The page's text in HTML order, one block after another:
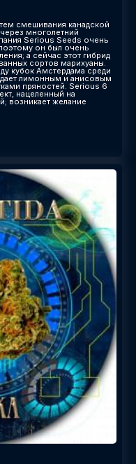
смешивания канадской
многолетний
Serious Seeds очень
он был очень
а сейчас этот гибрид
сортов марихуаны.
кубок Амстердама среди
лимонным и анисовым
пряностей. Serious 6
нацеленный на
возникает желание